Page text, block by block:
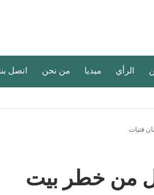
الرأي ميديا من نحن اتصل
فتيات
من خطر بيت